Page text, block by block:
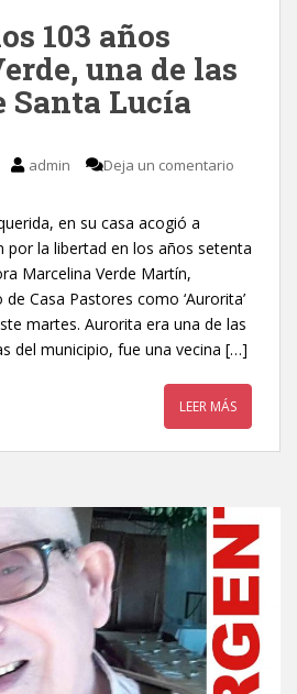
103 años
una de las
Santa Lucía
admin Deja un comentario
en su casa acogió a
por la libertad en los años setenta
Marcelina Verde Martín,
Casa Pastores como ‘Aurorita’
martes. Aurorita era una de las
del municipio, fue una vecina […]
LEER MÁS